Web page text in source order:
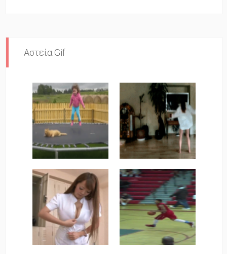
Αστεία Gif